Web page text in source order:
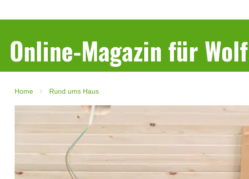
Online-Magazin für
Home Rund ums Haus